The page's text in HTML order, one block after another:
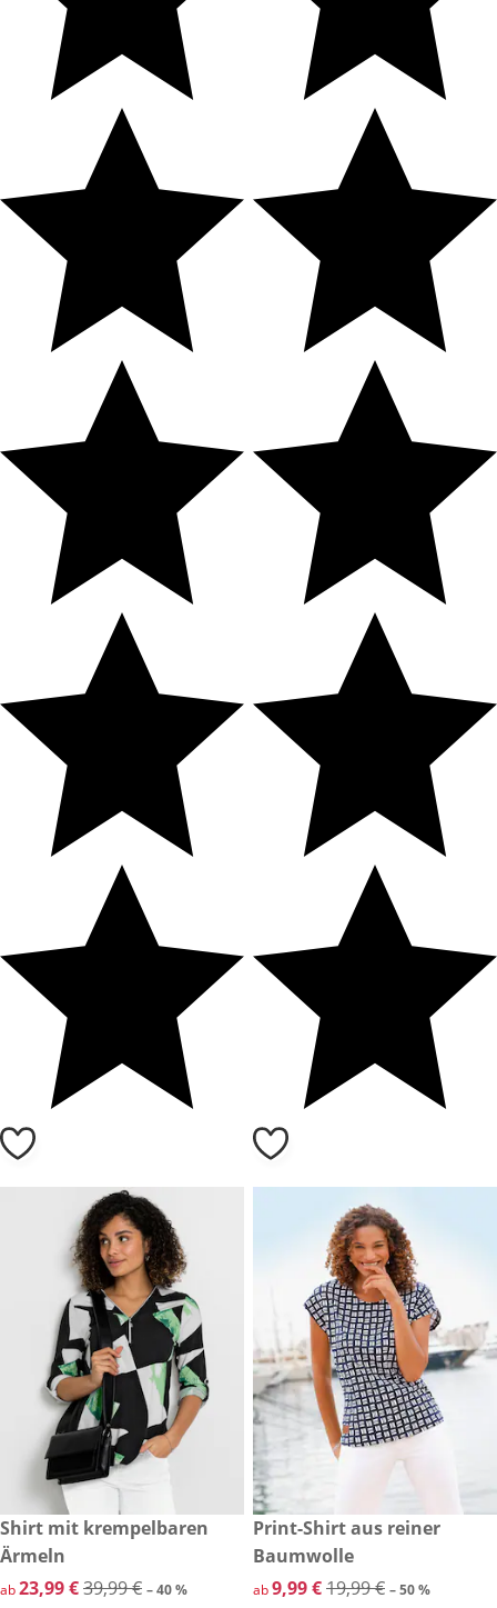
reduzierter Preis 23,99 €, vorheriger Preis: 39,99 €
-40 %
Shirt mit krempelbaren
Ärmeln
reduzierter Preis 23,99 €, vorheriger Preis: 39,99 €
ab23,99 €39,99 € – 40 %
reduzierter Preis 9,99 €,
-50 %
Print-Shirt aus reiner
Baumwolle
reduzierter Preis 9,99 €,
ab9,99 €19,99 € – 50 %